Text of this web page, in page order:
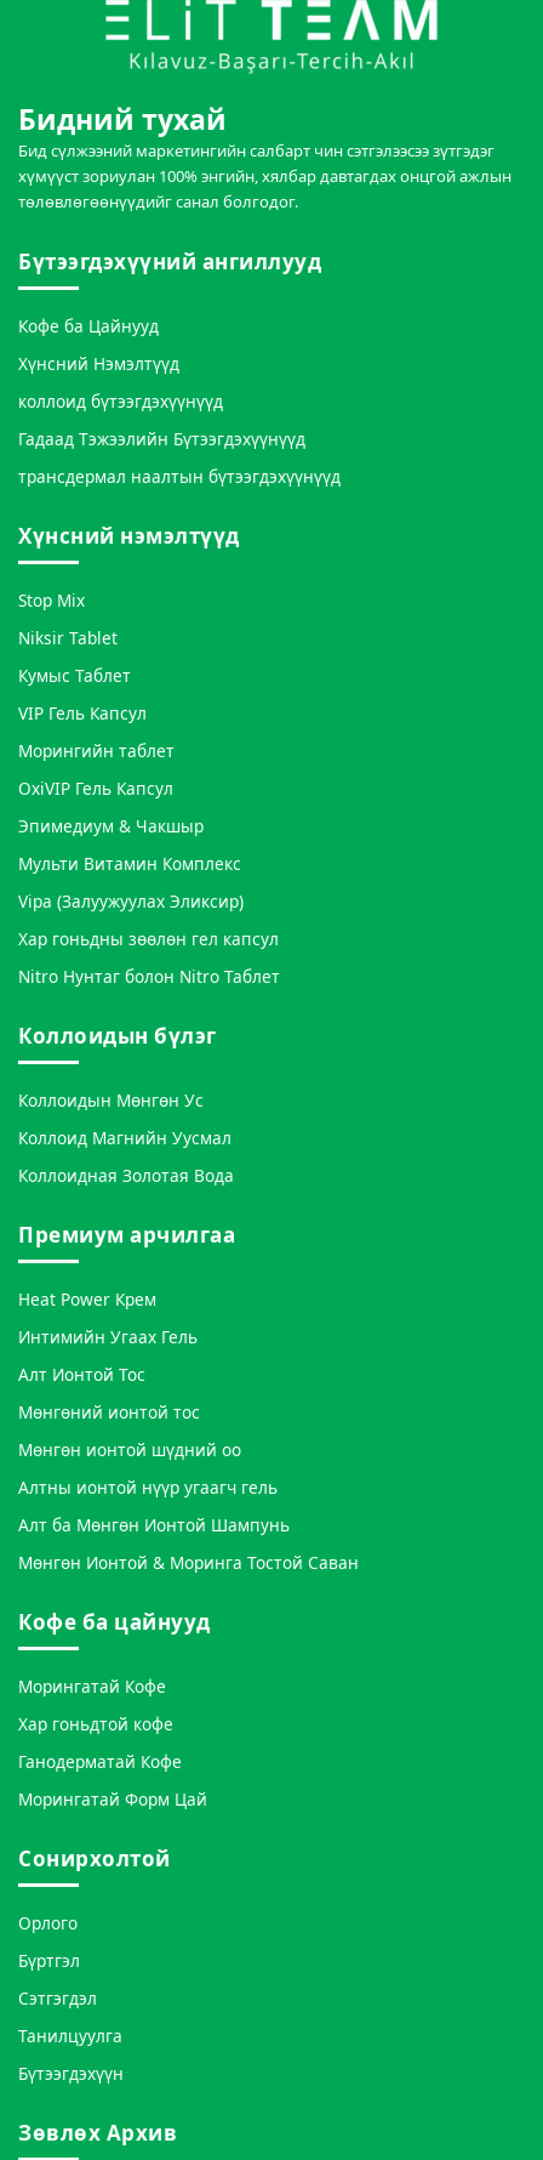
Бидний тухай
Бид сүлжээний маркетингийн салбарт чин сэтгэлээсээ зүтгэдэг
хүмүүст зориулан 100% энгийн, хялбар давтагдах онцгой ажлын
төлөвлөгөөнүүдийг санал болгодог.
Бүтээгдэхүүний ангиллууд
Кофе ба Цайнууд
Хүнсний Нэмэлтүүд
коллоид бүтээгдэхүүнүүд
Гадаад Тэжээлийн Бүтээгдэхүүнүүд
трансдермал наалтын бүтээгдэхүүнүүд
Хүнсний нэмэлтүүд
Stop Mix
Niksir Tablet
Кумыс Таблет
VIP Гель Капсул
Морингийн таблет
OxiVIP Гель Капсул
Эпимедиум & Чакшыр
Мульти Витамин Комплекс
Vipa (Залуужуулах Эликсир)
Хар гоньдны зөөлөн гел капсул
Nitro Нунтаг болон Nitro Таблет
Коллоидын бүлэг
Коллоидын Мөнгөн Ус
Коллоид Магнийн Уусмал
Коллоидная Золотая Вода
Премиум арчилгаа
Heat Power Крем
Интимийн Угаах Гель
Алт Ионтой Тос
Мөнгөний ионтой тос
Мөнгөн ионтой шүдний оо
Алтны ионтой нүүр угаагч гель
Алт ба Мөнгөн Ионтой Шампунь
Мөнгөн Ионтой & Моринга Тостой Саван
Кофе ба цайнууд
Морингатай Кофе
Хар гоньдтой кофе
Ганодерматай Кофе
Морингатай Форм Цай
Сонирхолтой
Орлого
Бүртгэл
Сэтгэгдэл
Танилцуулга
Бүтээгдэхүүн
Зөвлөх Архив